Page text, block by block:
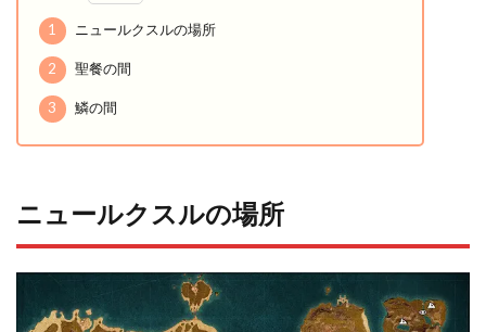
1 ニュールクスルの場所
2 聖餐の間
3 鱗の間
ニュールクスルの場所